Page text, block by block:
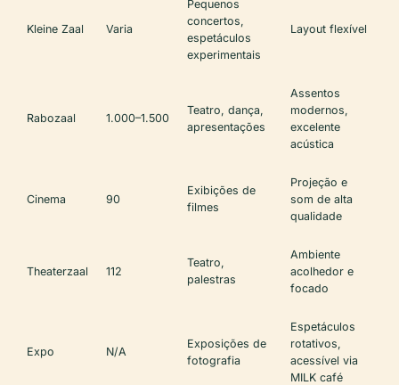
Kleine Zaal Varia
Pequenos
concertos,
espetáculos
experimentais
Layout flexível
Rabozaal 1.000–1.500
Teatro, dança,
apresentações
Assentos
modernos,
excelente
acústica
Cinema 90
Exibições de
filmes
Projeção e
som de alta
qualidade
Theaterzaal 112
Teatro,
palestras
Ambiente
acolhedor e
focado
Expo N/A
Exposições de
fotografia
Espetáculos
rotativos,
acessível via
MILK café